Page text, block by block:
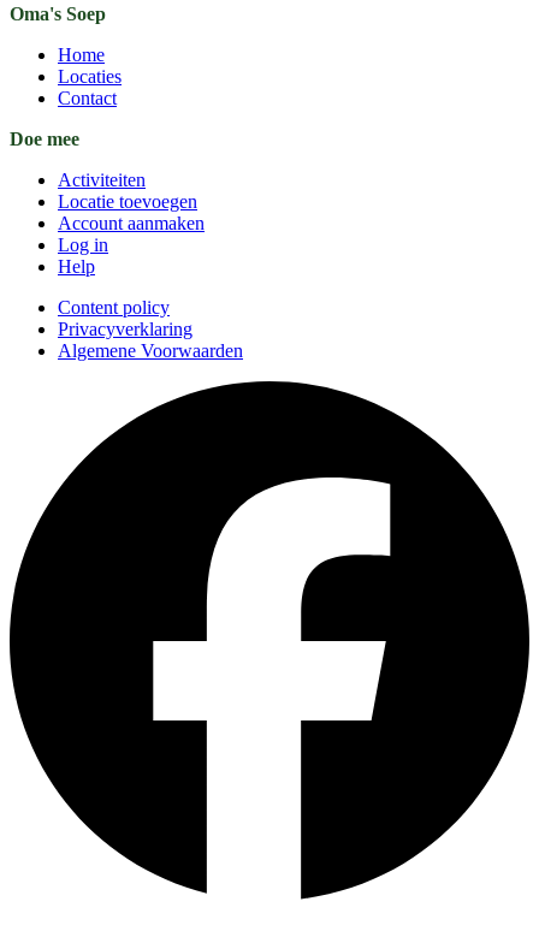
Oma's Soep
Home
Locaties
Contact
Doe mee
Activiteiten
Locatie toevoegen
Account aanmaken
Log in
Help
Content policy
Privacyverklaring
Algemene Voorwaarden